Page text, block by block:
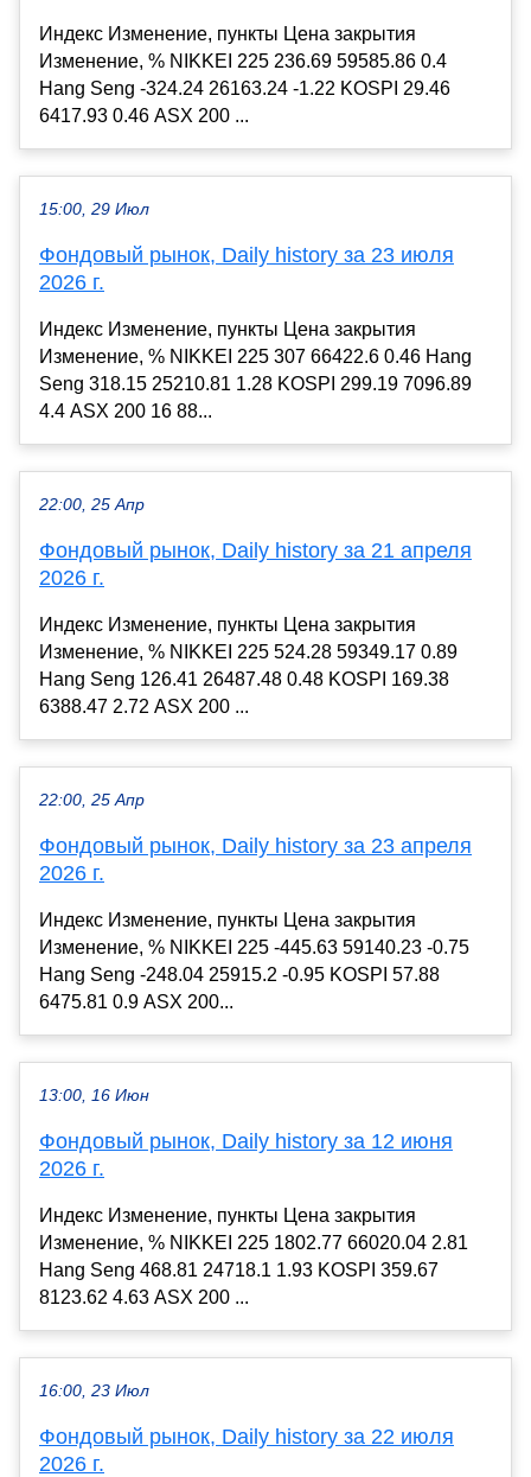
Индекс Изменение, пункты Цена закрытия
Изменение, % NIKKEI 225 236.69 59585.86 0.4
Hang Seng -324.24 26163.24 -1.22 KOSPI 29.46
6417.93 0.46 ASX 200 ...
15:00, 29 Июл
Фондовый рынок, Daily history за 23 июля
2026 г.
Индекс Изменение, пункты Цена закрытия
Изменение, % NIKKEI 225 307 66422.6 0.46 Hang
Seng 318.15 25210.81 1.28 KOSPI 299.19 7096.89
4.4 ASX 200 16 88...
22:00, 25 Апр
Фондовый рынок, Daily history за 21 апреля
2026 г.
Индекс Изменение, пункты Цена закрытия
Изменение, % NIKKEI 225 524.28 59349.17 0.89
Hang Seng 126.41 26487.48 0.48 KOSPI 169.38
6388.47 2.72 ASX 200 ...
22:00, 25 Апр
Фондовый рынок, Daily history за 23 апреля
2026 г.
Индекс Изменение, пункты Цена закрытия
Изменение, % NIKKEI 225 -445.63 59140.23 -0.75
Hang Seng -248.04 25915.2 -0.95 KOSPI 57.88
6475.81 0.9 ASX 200...
13:00, 16 Июн
Фондовый рынок, Daily history за 12 июня
2026 г.
Индекс Изменение, пункты Цена закрытия
Изменение, % NIKKEI 225 1802.77 66020.04 2.81
Hang Seng 468.81 24718.1 1.93 KOSPI 359.67
8123.62 4.63 ASX 200 ...
16:00, 23 Июл
Фондовый рынок, Daily history за 22 июля
2026 г.